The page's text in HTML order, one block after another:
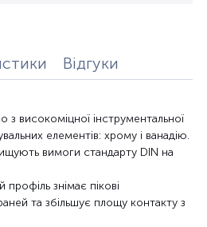
Відгуки
з високоміцної інструментальної
елементів: хрому і ванадію.
вимоги стандарту DIN на
знімає пікові
та збільшує площу контакту з